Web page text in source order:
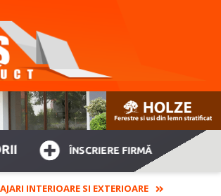
ÎNSCRIERE FIRMĂ
INTERIOARE SI EXTERIOARE